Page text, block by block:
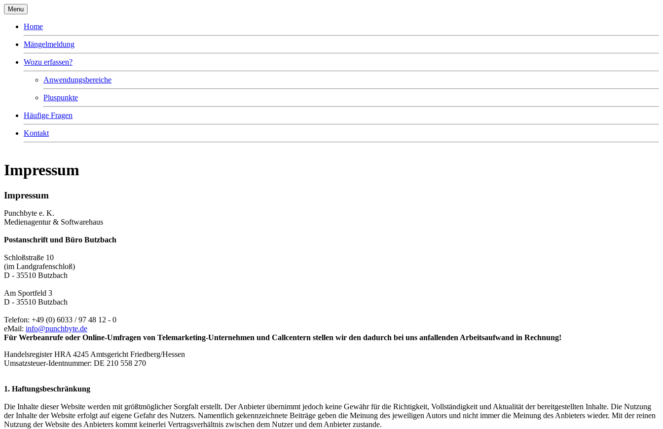
Menu
Home
Mängelmeldung
Wozu erfassen?
Anwendungsbereiche
Pluspunkte
Häufige Fragen
Kontakt
Impressum
Impressum
Punchbyte e. K.
Medienagentur & Softwarehaus
Postanschrift und Büro Butzbach
Schloßstraße 10
(im Landgrafenschloß)
D - 35510 Butzbach
Am Sportfeld 3
D - 35510 Butzbach
Telefon: +49 (0) 6033 / 97 48 12 - 0
eMail: info@punchbyte.de
Für Werbeanrufe oder Online-Umfragen von Telemarketing-Unternehmen und Callcentern stellen wir den dadurch bei uns anfallenden Arbeitsaufwand in Rechnung!
Handelsregister HRA 4245 Amtsgericht Friedberg/Hessen
Umsatzsteuer-Identnummer: DE 210 558 270
1. Haftungsbeschränkung
Die Inhalte dieser Website werden mit größtmöglicher Sorgfalt erstellt. Der Anbieter übernimmt jedoch keine Gewähr für die Richtigkeit, Vollständigkeit und Aktualität der bereitgestellten Inhalte. Die Nutzung
der Inhalte der Website erfolgt auf eigene Gefahr des Nutzers. Namentlich gekennzeichnete Beiträge geben die Meinung des jeweiligen Autors und nicht immer die Meinung des Anbieters wieder. Mit der reinen
Nutzung der Website des Anbieters kommt keinerlei Vertragsverhältnis zwischen dem Nutzer und dem Anbieter zustande.